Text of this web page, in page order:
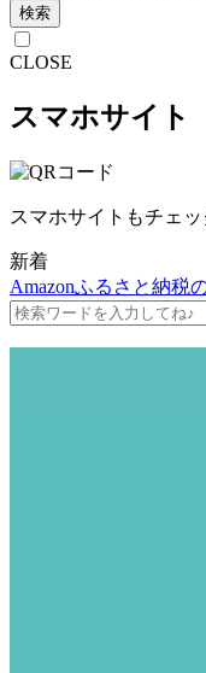
検索
CLOSE
スマホサイト
スマホサイトもチェッ
新着
Amazonふるさと納税